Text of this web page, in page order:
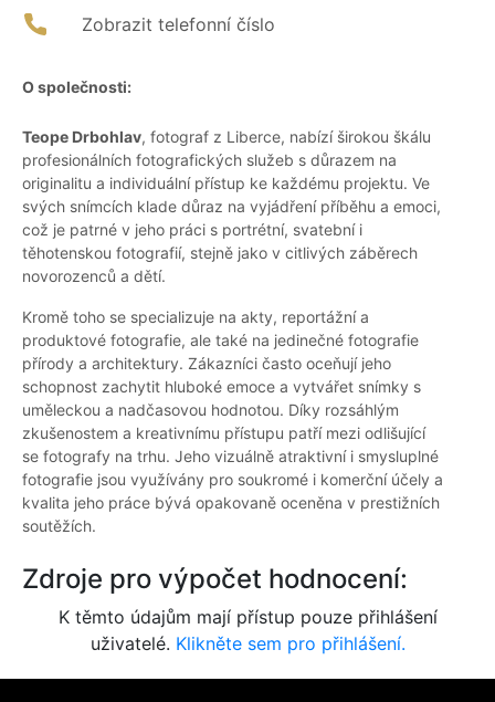
Zobrazit telefonní číslo
O společnosti:
Teope Drbohlav, fotograf z Liberce, nabízí širokou škálu
profesionálních fotografických služeb s důrazem na
originalitu a individuální přístup ke každému projektu. Ve
svých snímcích klade důraz na vyjádření příběhu a emoci,
což je patrné v jeho práci s portrétní, svatební i
těhotenskou fotografií, stejně jako v citlivých záběrech
novorozenců a dětí.
Kromě toho se specializuje na akty, reportážní a
produktové fotografie, ale také na jedinečné fotografie
přírody a architektury. Zákazníci často oceňují jeho
schopnost zachytit hluboké emoce a vytvářet snímky s
uměleckou a nadčasovou hodnotou. Díky rozsáhlým
zkušenostem a kreativnímu přístupu patří mezi odlišující
se fotografy na trhu. Jeho vizuálně atraktivní i smysluplné
fotografie jsou využívány pro soukromé i komerční účely a
kvalita jeho práce bývá opakovaně oceněna v prestižních
soutěžích.
Zdroje pro výpočet hodnocení:
K těmto údajům mají přístup pouze přihlášení
uživatelé. Klikněte sem pro přihlášení.